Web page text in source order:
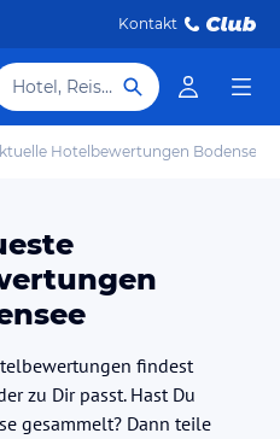
Kontakt
Hotel, Reiseziel
Hotelbewertungen Bodensee
findest
zu Dir passt. Hast Du
gesammelt? Dann teile